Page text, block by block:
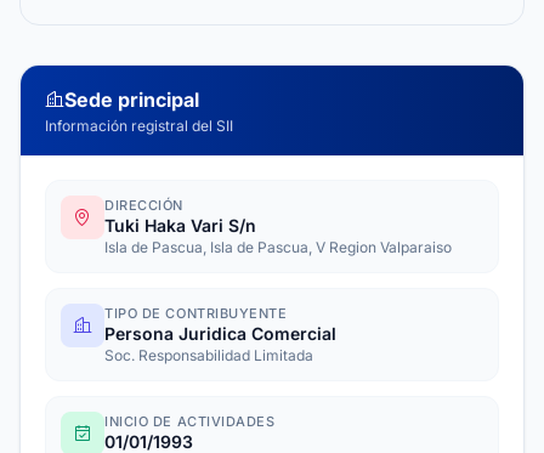
Sede principal
Información registral del SII
DIRECCIÓN
Tuki Haka Vari S/n
Isla de Pascua, Isla de Pascua, V Region Valparaiso
TIPO DE CONTRIBUYENTE
Persona Juridica Comercial
Soc. Responsabilidad Limitada
INICIO DE ACTIVIDADES
01/01/1993